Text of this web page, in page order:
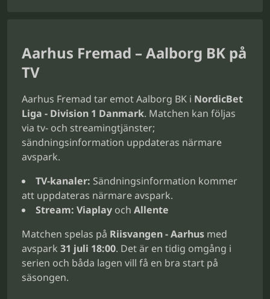
Aarhus Fremad – Aalborg BK på
TV
Aarhus Fremad tar emot Aalborg BK i NordicBet
Liga - Division 1 Danmark. Matchen kan följas
via tv- och streamingtjänster;
sändningsinformation uppdateras närmare
avspark.
TV-kanaler: Sändningsinformation kommer
att uppdateras närmare avspark.
Stream: Viaplay och Allente
Matchen spelas på Riisvangen - Aarhus med
avspark 31 juli 18:00. Det är en tidig omgång i
serien och båda lagen vill få en bra start på
säsongen.